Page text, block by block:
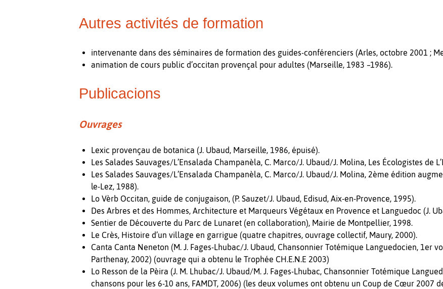
Autres activités de formation
intervenante dans des séminaires de formation des guides-conférenciers (Arles, octobre 2001 ;
animation de cours public d’occitan provençal pour adultes (Marseille, 1983 –1986).
Publicacions
Ouvrages
Lexic provençau de botanica (J. Ubaud, Marseille, 1986, épuisé).
Les Salades Sauvages/L’Ensalada Champanèla, C. Marco/J. Ubaud/J. Molina, Les Écologistes de
Les Salades Sauvages/L’Ensalada Champanèla, C. Marco/J. Ubaud/J. Molina, 2ème édition
le-Lez, 1988).
Lo Vèrb Occitan, guide de conjugaison, (P. Sauzet/J. Ubaud, Edisud, Aix-en-Provence, 1995).
Des Arbres et des Hommes, Architecture et Marqueurs Végétaux en Provence et Languedoc (J.
Sentier de Découverte du Parc de Lunaret (en collaboration), Mairie de Montpellier, 1998.
Le Crès, Histoire d’un village en garrigue (quatre chapitres, ouvrage collectif, Maury, 2000).
Canta Canta Neneton (M. J. Fages-Lhubac/J. Ubaud, Chansonnier Totémique Languedocien, 1er
Parthenay, 2002) (ouvrage qui a obtenu le Trophée CH.E.N.E 2003)
Lo Resson de la Pèira (J. M. Lhubac/J. Ubaud/M. J. Fages-Lhubac, Chansonnier Totémique
chansons pour les 6-10 ans, FAMDT, 2006) (les deux volumes ont obtenu un Coup de Cœur 2007